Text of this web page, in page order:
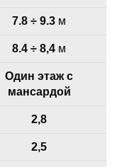
7.8 ÷ 9.3 м
8.4 ÷ 8,4 м
Один этаж с
мансардой
2,8
2,5